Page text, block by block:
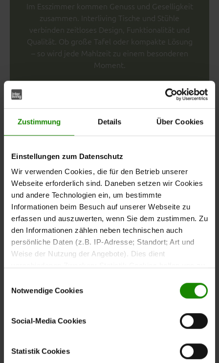
Zustimmung Details Über Cookies
Einstellungen zum Datenschutz
Wir verwenden Cookies, die für den Betrieb unserer
Webseite erforderlich sind. Daneben setzen wir Cookies
und andere Technologien ein, um bestimmte
Informationen beim Besuch auf unserer Webseite zu
erfassen und auszuwerten, wenn Sie dem zustimmen. Zu
den Informationen zählen neben technischen auch
persönliche Daten (z.B. IP-Adresse; Standort; Art und
Weise der Nutzung der Angebote). Dies dient
nutzen, indem sie Informationen sammeln und sie
anonymisiert für statistische Zwecke auszuwerten.
Marketing Cookies helfen uns, Ihnen personalisierte
Werbung anzuzeigen. Social-Media-Cookies ermöglichen
um Inhalte und Werbung innerhalb Ihrer Netzwerke
Notwendige Cookies
Social-Media Cookies
Statistik Cookies
Im Esszimmer kommen Genuss und Geselligkeit
zusammen. Interliving Tische und Stühle
verbinden zeitloses Design, Funktionalität und
Qualität. Ob große Tafel oder kompakte Lösung
– so wird jede Mahlzeit zu einem besonderen
Moment.
Schlafzimmer